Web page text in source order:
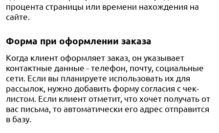
процента страницы или времени нахождения на
сайте.
Форма при оформлении заказа
Когда клиент оформляет заказ, он указывает
контактные данные - телефон, почту, социальные
сети. Если вы планируете использовать их для
рассылок, нужно добавить форму согласия с чек-
листом. Если клиент отметит, что хочет получать от
вас письма, то автоматически его адрес отправится
в базу.